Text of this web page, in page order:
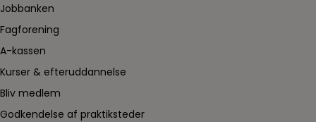
Jobbanken
Fagforening
A-kassen
Kurser & efteruddannelse
Bliv medlem
Godkendelse af praktiksteder